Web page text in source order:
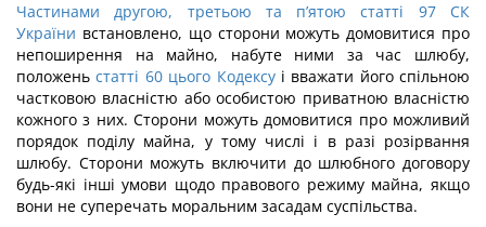
Частинами другою, третьою та п’ятою статті 97 СК
України встановлено, що сторони можуть домовитися про
непоширення на майно, набуте ними за час шлюбу,
положеньстатті 60 цього Кодексуі вважати його спільною
частковою власністю або особистою приватною власністю
кожного з них. Сторони можуть домовитися про можливий
порядок поділу майна, у тому числі і в разі розірвання
шлюбу. Сторони можуть включити до шлюбного договору
будь-які інші умови щодо правового режиму майна, якщо
вони не суперечать моральним засадам суспільства.